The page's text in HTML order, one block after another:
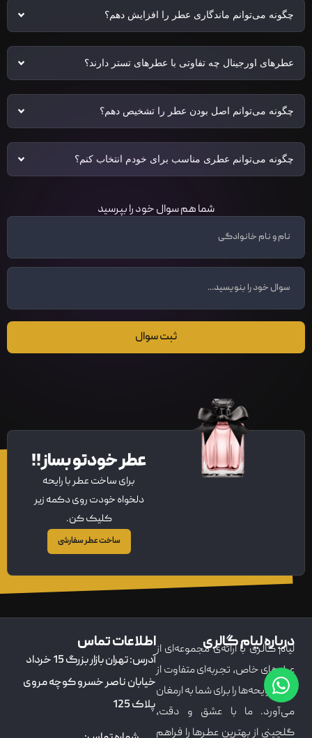
چگونه می‌توانم ماندگاری عطر را افزایش دهم؟
عطرهای اورجینال چه تفاوتی با عطرهای تستر دارند؟
چگونه می‌توانم اصل بودن عطر را تشخیص دهم؟
چگونه می‌توانم عطری مناسب برای خودم انتخاب کنم؟
شما هم سوال خود را بپرسید
ثبت سوال
عطر خودتو بساز!!
برای ساخت عطر با رایحه
دلخواه خودت روی دکمه زیر
کلیک کن.
ساخت عطر سفارشی
درباره لیام گالری
لیام گالری با ارائه‌ی مجموعه‌ای از
عطرهای خاص، تجربه‌ای متفاوت از
دنیای رایحه‌ها را برای شما به ارمغان
می‌آورد. ما با عشق و دقت،
گلچینی از بهترین عطرها را فراهم
اطلاعات تماس
آدرس: تهران بازار بزرگ 15 خرداد
خیابان ناصر خسرو کوچه مروی
پلاک 125